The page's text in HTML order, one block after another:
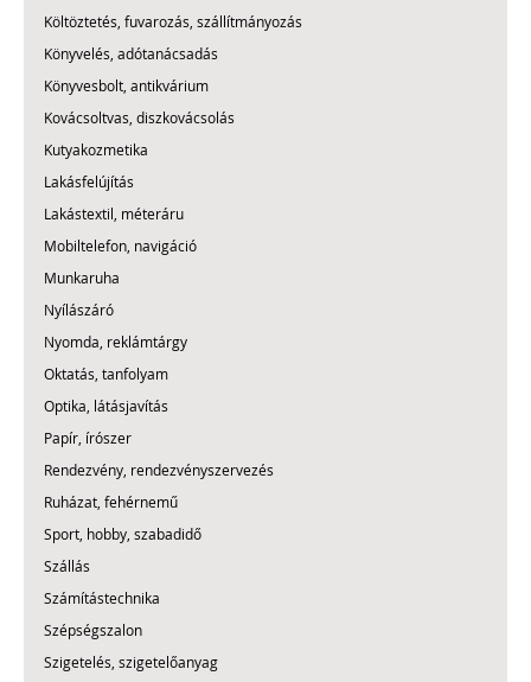
Költöztetés, fuvarozás, szállítmányozás
Könyvelés, adótanácsadás
Könyvesbolt, antikvárium
Kovácsoltvas, diszkovácsolás
Kutyakozmetika
Lakásfelújítás
Lakástextil, méteráru
Mobiltelefon, navigáció
Munkaruha
Nyílászáró
Nyomda, reklámtárgy
Oktatás, tanfolyam
Optika, látásjavítás
Papír, írószer
Rendezvény, rendezvényszervezés
Ruházat, fehérnemű
Sport, hobby, szabadidő
Szállás
Számítástechnika
Szépségszalon
Szigetelés, szigetelőanyag